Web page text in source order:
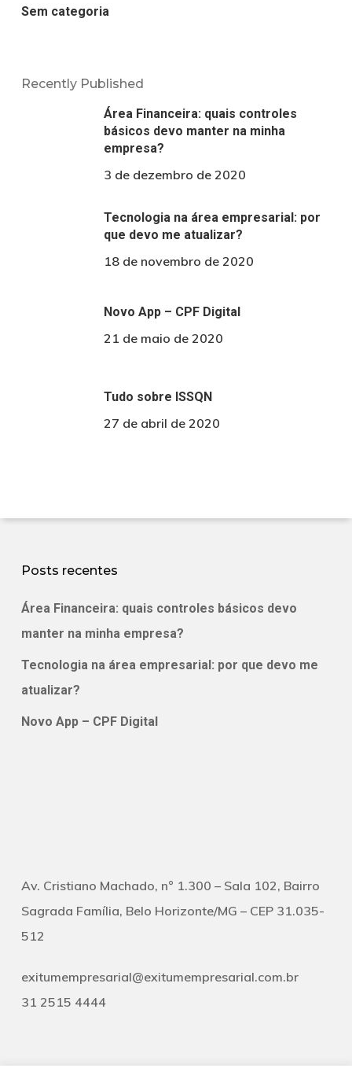
Sem categoria
Recently Published
Área Financeira: quais controles
básicos devo manter na minha
empresa?
3 de dezembro de 2020
Tecnologia na área empresarial: por
que devo me atualizar?
18 de novembro de 2020
Novo App – CPF Digital
21 de maio de 2020
Tudo sobre ISSQN
27 de abril de 2020
Posts recentes
Área Financeira: quais controles básicos devo
manter na minha empresa?
Tecnologia na área empresarial: por que devo me
atualizar?
Novo App – CPF Digital
Av. Cristiano Machado, n° 1.300 – Sala 102, Bairro
Sagrada Família, Belo Horizonte/MG – CEP 31.035-
512
exitumempresarial@exitumempresarial.com.br
31 2515 4444